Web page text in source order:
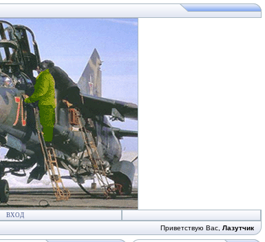
ВХОД
Приветствую Вас Лазутчик